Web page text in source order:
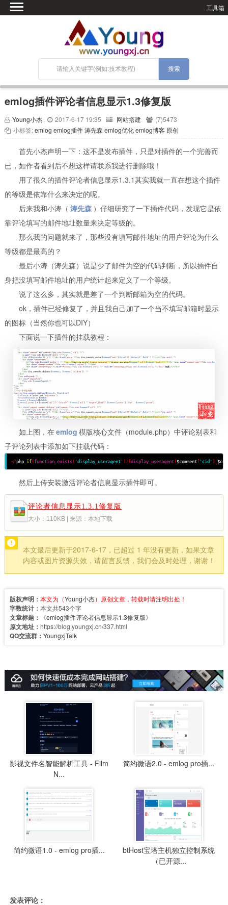
工具箱
网站搭建
关于Blog
宝塔面板
emlog插件评论者信息显示1.3修复版
Young小杰 2017-6-17 19:35 网站搭建
(7)5473
小标签:emlog emlog插件涛先森 emlog优化emlog博客 原创
首先小杰声明一下：这不是发布插件，只是对插件的一个完善而
已，如作者看到后不想这样请联系我进行删除哦！
用了很久的插件评论者信息显示1.3.1其实我就一直在想这个插件
的等级是依靠什么来决定的呢。
后来我和小涛（ 涛先森 ）仔细研究了一下插件代码，发现它是依
靠评论填写的邮件地址数量来决定等级的。
那么我的问题就来了，那些没有填写邮件地址的用户评论为什么
等级都是最高的？
最后小涛（涛先森）说是少了邮件为空的代码判断，所以插件自
身把没填写邮件地址的用户统计起来定义了一个等级。
说了这么多，其实就是差了一个判断邮箱为空的代码。
ok，插件已经修复了，并且我自己加了一个当不填写邮箱时显示
的图标（当然你也可以DIY）
下面说一下插件的挂载教程：
如上图，在emlog 模版核心文件（module.php）中评论别表和
子评论列表中添加如下挂载代码：
<?php if (function_exists ( 'display_useragent' )) {display_useragent ($comment 'cid' ],
然后上传安装激活评论者信息显示插件即可。
评论者信息显示1.3.1修复版
大小：110KB | 来源：本地下载
本文最后更新于2017-6-17，已超过 1 年没有更新，如果文章
内容或图片资源失效，请留言反馈，我们会及时处理，谢谢！
版权声明： 本文为（Young小杰）原创文章，转载时请注明出处！
字数统计： 本文共543个字
文章标题： 《emlog插件评论者信息显示1.3修复版》
原文地址： https://blog.youngxj.cn/337.html
QQ交流群： YoungxjTalk
影视文件名智能解析工具 - Film
N...
简约微语2.0 - emlog pro插...
简约微语1.0 - emlog pro插...
btHost宝塔主机独立控制系统
（已开源...
发表评论：